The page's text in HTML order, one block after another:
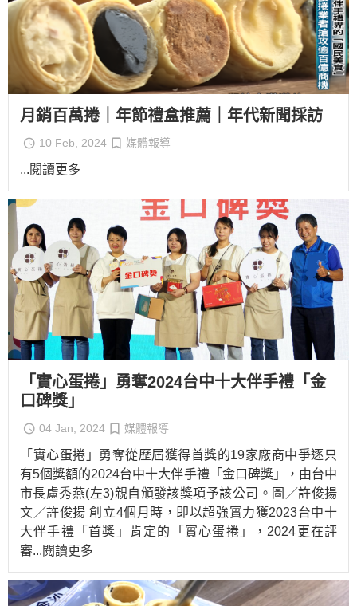
月銷百萬捲｜年節禮盒推薦｜年代新聞採訪
10 Feb, 2024 媒體報導
...閱讀更多
「實心蛋捲」勇奪2024台中十大伴手禮「金
口碑獎」
04 Jan, 2024 媒體報導
「實心蛋捲」勇奪從歷屆獲得首獎的19家廠商中爭逐只
有5個獎額的2024台中十大伴手禮「金口碑獎」，由台中
市長盧秀燕(左3)親自頒發該獎項予該公司。圖／許俊揚
文／許俊揚 創立4個月時，即以超強實力獲2023台中十
大伴手禮「首獎」肯定的「實心蛋捲」，2024更在評
審...閱讀更多